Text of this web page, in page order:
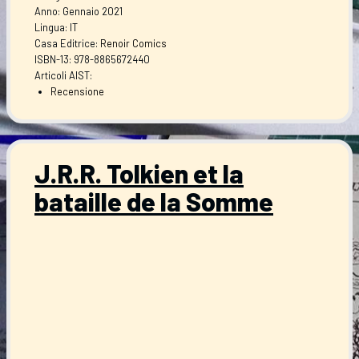
Anno: Gennaio 2021
Lingua: IT
Casa Editrice: Renoir Comics
ISBN-13: 978-8865672440
Articoli AIST:
Recensione
J.R.R. Tolkien et la
bataille de la Somme